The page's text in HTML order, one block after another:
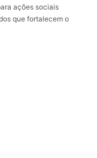
ações sociais
que fortalecem o